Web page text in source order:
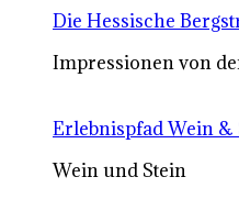
Die Hessische
Impressionen von
Erlebnispfad Wein &
Wein und Stein